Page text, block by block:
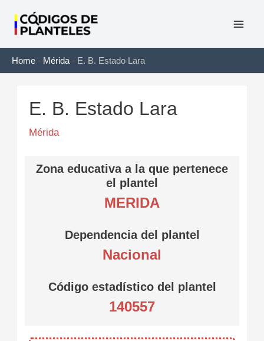
contenido
Home - Mérida - E. B. Estado Lara
E. B. Estado Lara
Mérida
Zona educativa a la que pertenece
el plantel
MERIDA
Dependencia del plantel
Nacional
Código estadístico del plantel
140557